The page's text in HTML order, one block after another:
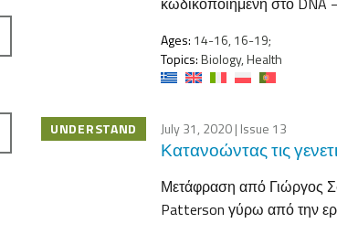
Ages: 14-16, 16-19;
Topics:Biology, Health
UNDERSTAND July 31, 2020| Issue 13
Κατανοώντας τις
Μετάφραση από Γιώργος
Patterson γύρω από την